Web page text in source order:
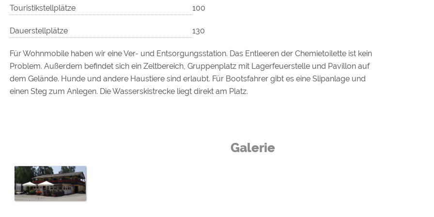
Touristikstellplätze 100
Dauerstellplätze 130
Für Wohnmobile haben wir eine Ver- und Entsorgungsstation. Das Entleeren der Chemietoilette ist kein
Problem. Außerdem befindet sich ein Zeltbereich, Gruppenplatz mit Lagerfeuerstelle und Pavillon auf
dem Gelände. Hunde und andere Haustiere sind erlaubt. Für Bootsfahrer gibt es eine Slipanlage und
einen Steg zum Anlegen. Die Wasserskistrecke liegt direkt am Platz.
Galerie